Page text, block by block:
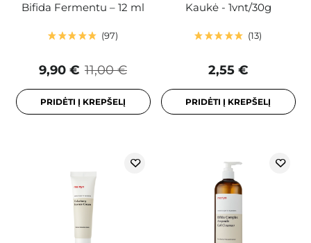
Bifida Fermentu – 12 ml
97
11,00 €
9,90 €
PRIDĖTI Į KREPŠELĮ
Kaukė - 1vnt/30g
13
2,55 €
PRIDĖTI Į KREPŠELĮ